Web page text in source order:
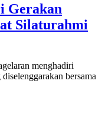
Gerakan
Silaturahmi
menghadiri
bersama